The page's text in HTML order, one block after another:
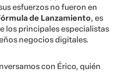
esfuerzos no fueron en
rmula de Lanzamiento, es
los principales especialistas
negocios digitales.
con Érico, quién